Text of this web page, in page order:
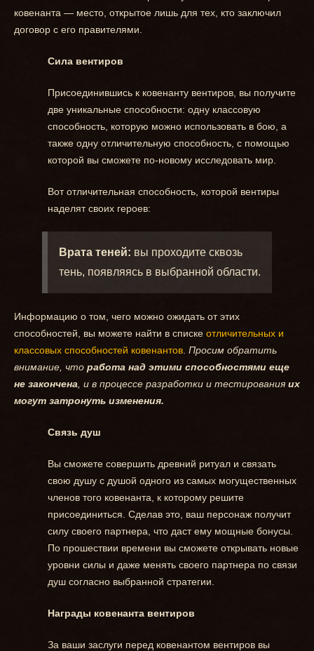
ковенанта — место, открытое лишь для тех, кто заключил
договор с его правителями.
Сила вентиров
Присоединившись к ковенанту вентиров, вы получите
две уникальные способности: одну классовую
способность, которую можно использовать в бою, а
также одну отличительную способность, с помощью
которой вы сможете по-новому исследовать мир.
Вот отличительная способность, которой вентиры
наделят своих героев:
Врата теней: вы проходите сквозь
тень, появляясь в выбранной области.
Информацию о том, чего можно ожидать от этих
способностей, вы можете найти в списке отличительных и
классовых способностей ковенантов Просим обратить
внимание, что работа над этими способностями еще
не закончена , и в процессе разработки и тестирования их
могут затронуть изменения.
Связь душ
Вы сможете совершить древний ритуал и связать
свою душу с душой одного из самых могущественных
членов того ковенанта, к которому решите
присоединиться. Сделав это, ваш персонаж получит
силу своего партнера, что даст ему мощные бонусы.
По прошествии времени вы сможете открывать новые
уровни силы и даже менять своего партнера по связи
душ согласно выбранной стратегии.
Награды ковенанта вентиров
За ваши заслуги перед ковенантом вентиров вы